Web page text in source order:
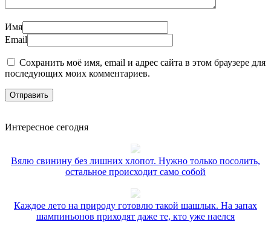
Имя
Email
Сохранить моё имя, email и адрес сайта в этом браузере для
последующих моих комментариев.
Интересное сегодня
Вялю свинину без лишних хлопот. Нужно только посолить,
остальное происходит само собой
Каждое лето на природу готовлю такой шашлык. На запах
шампиньонов приходят даже те, кто уже наелся